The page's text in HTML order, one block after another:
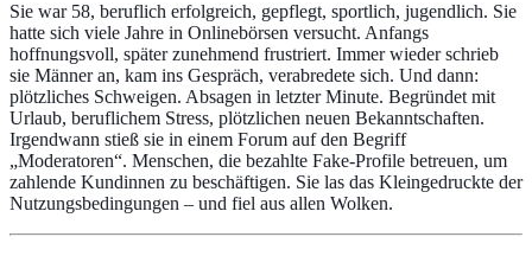
Sie war 58, beruflich erfolgreich, gepflegt, sportlich, jugendlich. Sie
hatte sich viele Jahre in Onlinebörsen versucht. Anfangs
hoffnungsvoll, später zunehmend frustriert. Immer wieder schrieb
sie Männer an, kam ins Gespräch, verabredete sich. Und dann:
plötzliches Schweigen. Absagen in letzter Minute. Begründet mit
Urlaub, beruflichem Stress, plötzlichen neuen Bekanntschaften.
Irgendwann stieß sie in einem Forum auf den Begriff
„Moderatoren“. Menschen, die bezahlte Fake-Profile betreuen, um
zahlende Kundinnen zu beschäftigen. Sie las das Kleingedruckte der
Nutzungsbedingungen – und fiel aus allen Wolken.